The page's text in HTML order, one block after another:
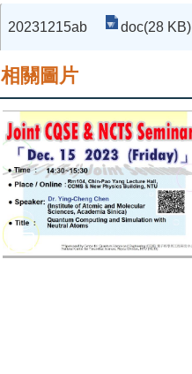
20231215ab doc(28 KB)
相關圖片